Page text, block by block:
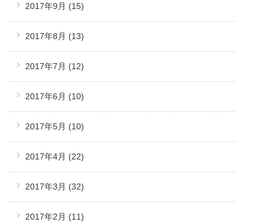
2017年9月 (15)
2017年8月 (13)
2017年7月 (12)
2017年6月 (10)
2017年5月 (10)
2017年4月 (22)
2017年3月 (32)
2017年2月 (11)